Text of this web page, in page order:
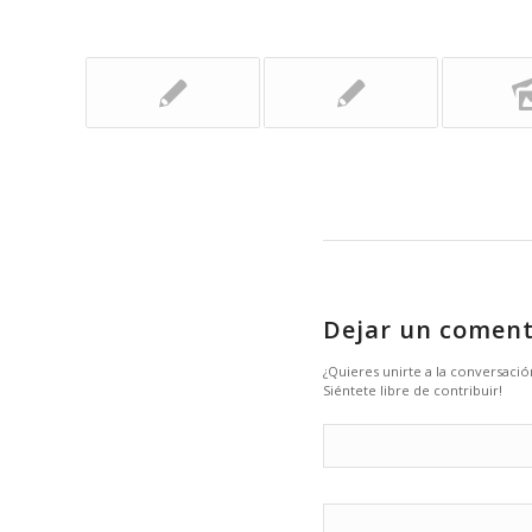
Dejar un
¿Quieres unirte a la
Siéntete libre de contribuir!